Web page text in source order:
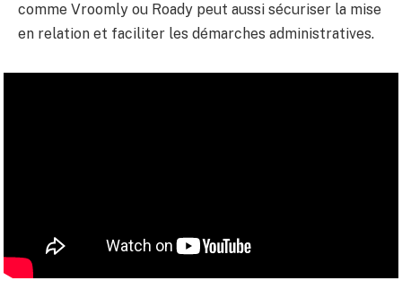
comme Vroomly ou Roady peut aussi sécuriser la mise
en relation et faciliter les démarches administratives.